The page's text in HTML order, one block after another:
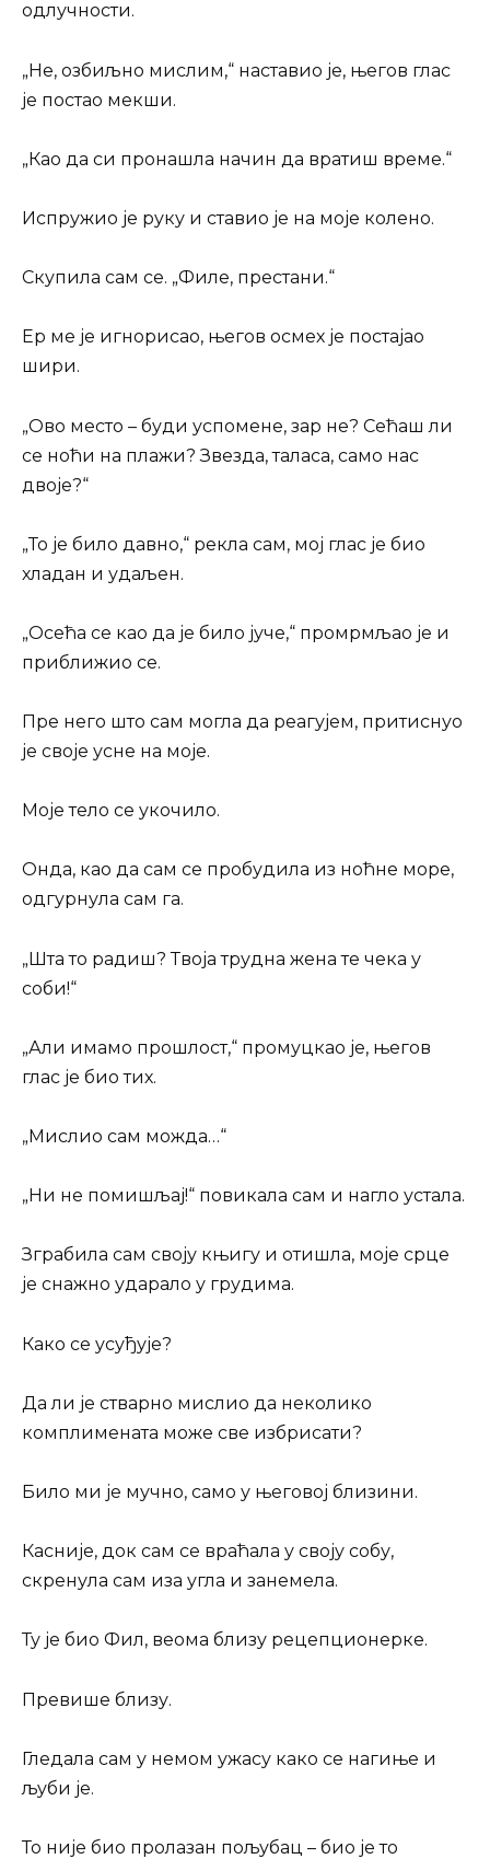
одлучности.
„Не, озбиљно мислим,“ наставио је, његов глас
је постао мекши.
„Као да си пронашла начин да вратиш време.“
Испружио је руку и ставио је на моје колено.
Скупила сам се. „Филе, престани.“
Ер ме је игнорисао, његов осмех је постајао
шири.
„Ово место – буди успомене, зар не? Сећаш ли
се ноћи на плажи? Звезда, таласа, само нас
двоје?“
„То је било давно,“ рекла сам, мој глас је био
хладан и удаљен.
„Осећа се као да је било јуче,“ промрмљао је и
приближио се.
Пре него што сам могла да реагујем, притиснуо
је своје усне на моје.
Моје тело се укочило.
Онда, као да сам се пробудила из ноћне море,
одгурнула сам га.
„Шта то радиш? Твоја трудна жена те чека у
соби!“
„Али имамо прошлост,“ промуцкао је, његов
глас је био тих.
„Мислио сам можда…“
„Ни не помишљај!“ повикала сам и нагло устала.
Зграбила сам своју књигу и отишла, моје срце
је снажно ударало у грудима.
Како се усуђује?
Да ли је стварно мислио да неколико
комплимената може све избрисати?
Било ми је мучно, само у његовој близини.
Касније, док сам се враћала у своју собу,
скренула сам иза угла и занемела.
Ту је био Фил, веома близу рецепционерке.
Превише близу.
Гледала сам у немом ужасу како се нагиње и
љуби је.
То није био пролазан пољубац – био је то